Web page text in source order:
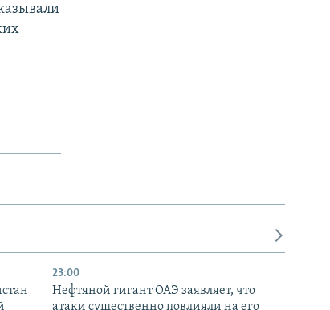
23:00
Нефтяной гигант ОАЭ заявляет, что
атаки существенно повлияли на его